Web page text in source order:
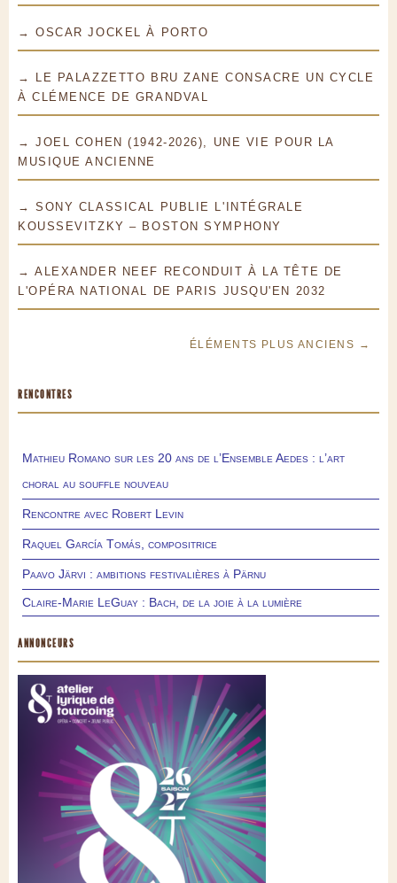
→ OSCAR JOCKEL À PORTO
→ LE PALAZZETTO BRU ZANE CONSACRE UN CYCLE
À CLÉMENCE DE GRANDVAL
→ JOEL COHEN (1942-2026), UNE VIE POUR LA
MUSIQUE ANCIENNE
→ SONY CLASSICAL PUBLIE L'INTÉGRALE
KOUSSEVITZKY – BOSTON SYMPHONY
→ ALEXANDER NEEF RECONDUIT À LA TÊTE DE
L'OPÉRA NATIONAL DE PARIS JUSQU'EN 2032
ÉLÉMENTS PLUS ANCIENS →
RENCONTRES
Mathieu Romano sur les 20 ans de l’Ensemble Aedes : l’art
choral au souffle nouveau
Rencontre avec Robert Levin
Raquel García Tomás, compositrice
Paavo Järvi : ambitions festivalières à Pärnu
Claire-Marie LeGuay : Bach, de la joie à la lumière
ANNONCEURS